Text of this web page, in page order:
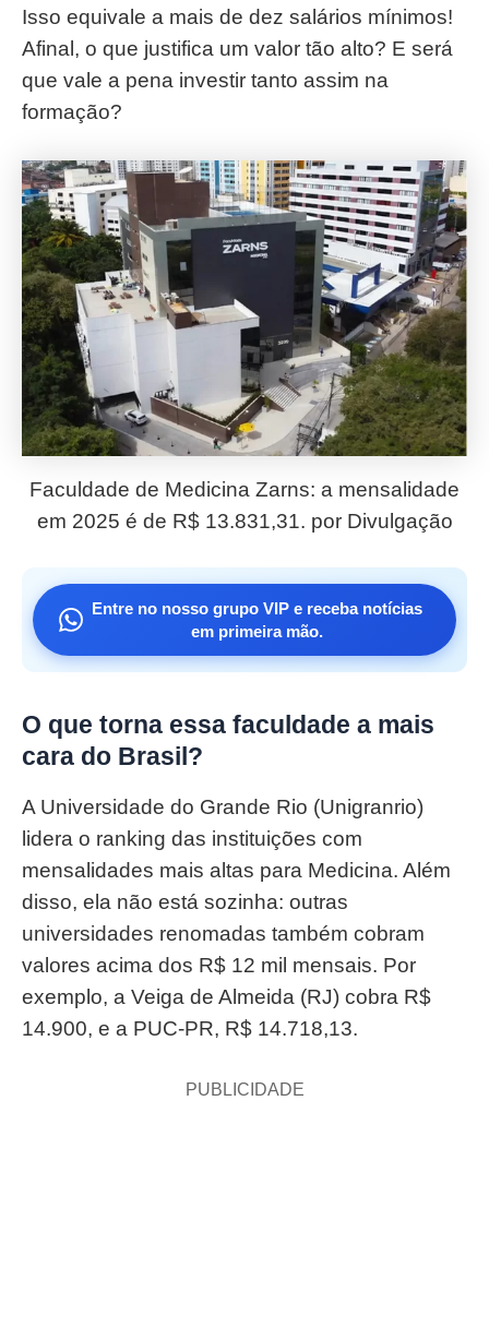
Isso equivale a mais de dez salários mínimos!
Afinal, o que justifica um valor tão alto? E será
que vale a pena investir tanto assim na
formação?
Faculdade de Medicina Zarns: a mensalidade
em 2025 é de R$ 13.831,31. por Divulgação
Entre no nosso grupo VIP e receba notícias
em primeira mão.
O que torna essa faculdade a mais
cara do Brasil?
A Universidade do Grande Rio (Unigranrio)
lidera o ranking das instituições com
mensalidades mais altas para Medicina. Além
disso, ela não está sozinha: outras
universidades renomadas também cobram
valores acima dos R$ 12 mil mensais. Por
exemplo, a Veiga de Almeida (RJ) cobra R$
14.900, e a PUC-PR, R$ 14.718,13.
PUBLICIDADE